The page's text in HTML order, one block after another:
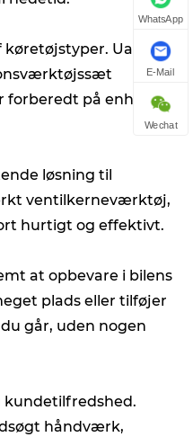
Uanset
forberedt på enhver
løsning til
ventilkerneværktøj,
hurtigt og effektivt.
at opbevare i bilens
plads eller tilføjer
går, uden nogen
kundetilfredshed.
håndværk,
WhatsApp
E-Mail
Wechat